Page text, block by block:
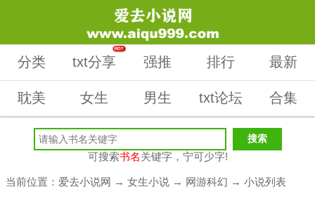
分类 txt分享
HOT
强推 排行 最新
耽美 女生 男生 txt论坛 合集
可搜索书名关键字，宁可少字!
当前位置： 爱去小说网 → 女生小说 → 网游科幻 → 小说列表